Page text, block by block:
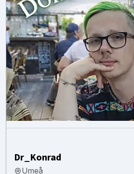
Dr_Konrad
Umeå